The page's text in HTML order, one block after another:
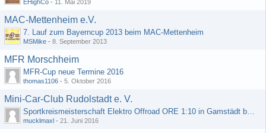
EHighCo - 11. Mai 2019
MAC-Mettenheim e.V.
7. Lauf zum Bayerncup 2013 beim MAC-Mettenheim
MSMike - 8. September 2013
MFR Morschheim
MFR-Cup neue Termine 2016
thomas1106 - 5. Oktober 2016
Mini-Car-Club Rudolstadt e. V.
Sportkreismeisterschaft Elektro Offroad ORE 1:10 in Gamstädt bei Erfurt, Outdoor mit Indoor Ausweichmöglichkeit!!!
mucklmaxl - 21. Juni 2016